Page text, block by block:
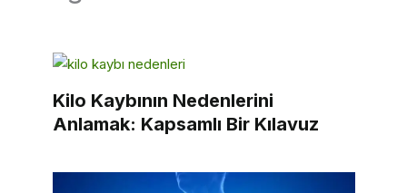
Kilo Kaybının Nedenlerini
Anlamak: Kapsamlı Bir Kılavuz